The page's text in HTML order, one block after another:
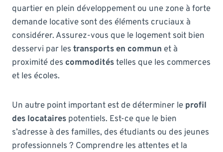
quartier en plein développement ou une zone à forte
demande locative sont des éléments cruciaux à
considérer. Assurez-vous que le logement soit bien
desservi par les transports en commun et à
proximité des commoditéstelles que les commerces
et les écoles.
Un autre point important est de déterminer le profil
des locataires potentiels. Est-ce que le bien
s’adresse à des familles, des étudiants ou des jeunes
professionnels ? Comprendre les attentes et la